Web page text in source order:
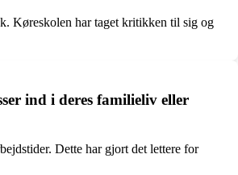
Køreskolen har taget kritikken til sig og
ind i deres familieliv eller
Dette har gjort det lettere for